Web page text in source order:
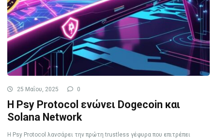
25 Μαΐου, 2025 0
Η Psy Protocol ενώνει Dogecoin και
Solana Network
Η Psy Protocol λανσάρει την πρώτη trustless γέφυρα που επιτρέπει